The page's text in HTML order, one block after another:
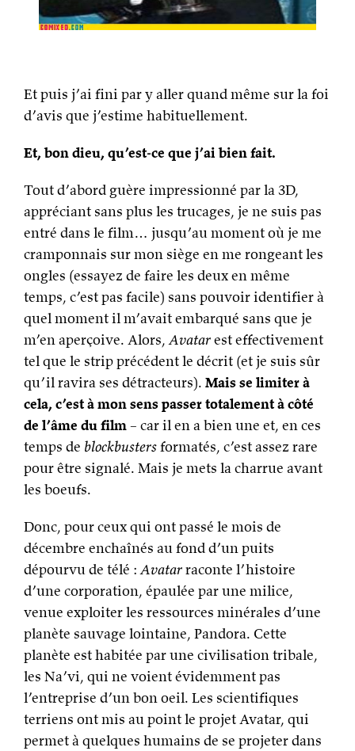
Et puis j’ai fini par y aller quand même sur la foi
d’avis que j’estime habituellement.
Et, bon dieu, qu’est-ce que j’ai bien fait.
Tout d’abord guère impressionné par la 3D,
appréciant sans plus les trucages, je ne suis pas
entré dans le film… jusqu’au moment où je me
cramponnais sur mon siège en me rongeant les
ongles (essayez de faire les deux en même
temps, c’est pas facile) sans pouvoir identifier à
quel moment il m’avait embarqué sans que je
m’en aperçoive. Alors,Avatarest effectivement
tel que le strip précédent le décrit (et je suis sûr
qu’il ravira ses détracteurs). Mais se limiter à
cela, c’est à mon sens passer totalement à côté
de l’âme du film– car il en a bien une et, en ces
temps de blockbustersformatés, c’est assez rare
pour être signalé. Mais je mets la charrue avant
les boeufs.
Donc, pour ceux qui ont passé le mois de
décembre enchaînés au fond d’un puits
dépourvu de télé :Avatarraconte l’histoire
d’une corporation, épaulée par une milice,
venue exploiter les ressources minérales d’une
planète sauvage lointaine, Pandora. Cette
planète est habitée par une civilisation tribale,
les Na’vi, qui ne voient évidemment pas
l’entreprise d’un bon oeil. Les scientifiques
terriens ont mis au point le projet Avatar, qui
permet à quelques humains de se projeter dans